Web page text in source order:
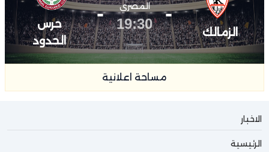
الزمالك
-
المصري
19:30
-
حرس
الحدود
مساحة اعلانية
الاخبار
الرئيسية